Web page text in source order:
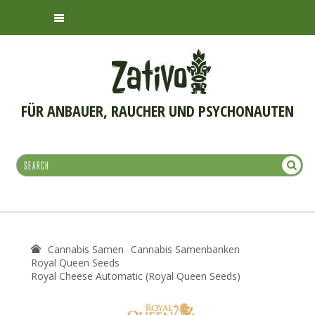
FÜR ANBAUER, RAUCHER UND PSYCHONAUTEN
Cannabis Samen
Cannabis Samenbanken
Royal Queen Seeds
Royal Cheese Automatic (Royal Queen Seeds)